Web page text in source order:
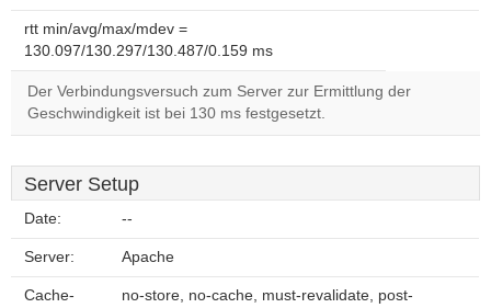
rtt min/avg/max/mdev =
130.097/130.297/130.487/0.159 ms
Der Verbindungsversuch zum Server zur Ermittlung der
Geschwindigkeit ist bei 130 ms festgesetzt.
Server Setup
Date: --
Server: Apache
Cache-
no-store, no-cache, must-revalidate, post-